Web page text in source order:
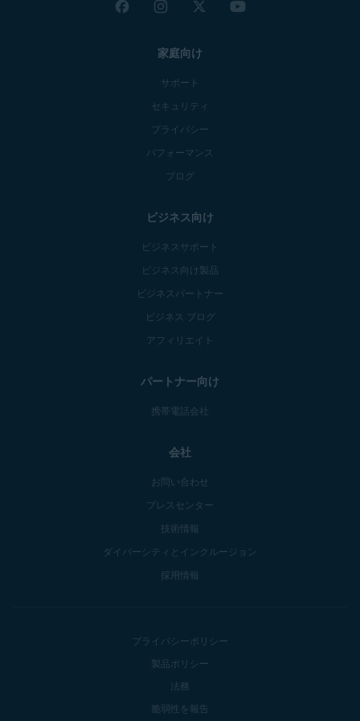
家庭向け
サポート
セキュリティ
プライバシー
パフォーマンス
ブログ
ビジネス向け
ビジネスサポート
ビジネス向け製品
ビジネスパートナー
ビジネス ブログ
アフィリエイト
パートナー向け
携帯電話会社
会社
お問い合わせ
プレスセンター
技術情報
ダイバーシティとインクルージョン
採用情報
プライバシーポリシー
製品ポリシー
法務
脆弱性を報告